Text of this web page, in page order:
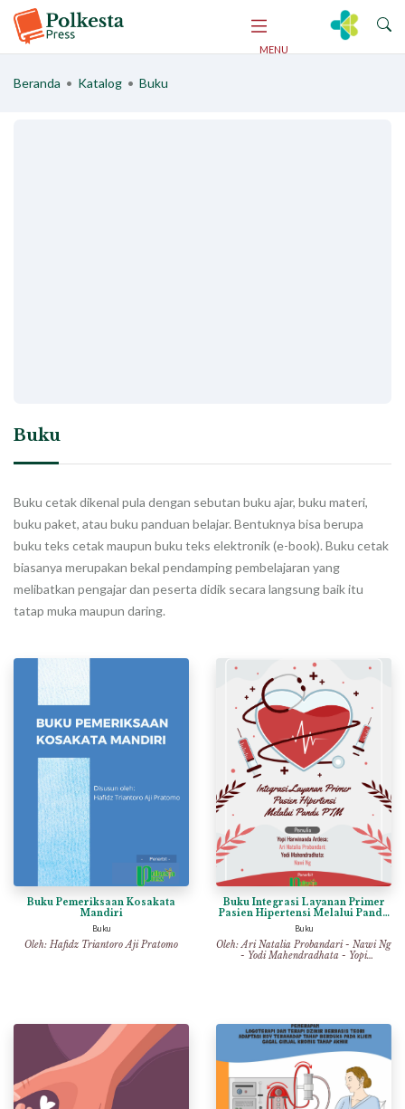
Beranda • Katalog • Buku
Buku
Buku cetak dikenal pula dengan sebutan buku ajar, buku materi,
buku paket, atau buku panduan belajar. Bentuknya bisa berupa
buku teks cetak maupun buku teks elektronik (e-book). Buku cetak
biasanya merupakan bekal pendamping pembelajaran yang
melibatkan pengajar dan peserta didik secara langsung baik itu
tatap muka maupun daring.
Buku Pemeriksaan Kosakata
Mandiri
Buku
Oleh: Hafidz Triantoro Aji Pratomo
Buku Integrasi Layanan Primer
Pasien Hipertensi Melalui Pandu
PTM
Buku
Oleh:Ari Natalia Probandari - Nawi Ng
- Yodi Mahendradhata - Yopi